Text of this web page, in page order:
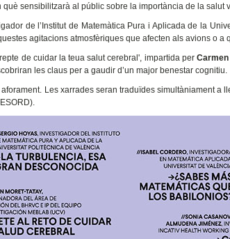
sensibilitzarà al públic sobre la importància de la salut
de l’Institut de Matemàtica Pura i Aplicada de la
agitacions atmosfèriques que afecten als avions o a
de cuidar la teua salut cerebral', impartida per
les claus per a gaudir d’un major benestar cognitiu.
Les xarrades seran traduïdes simultàniament